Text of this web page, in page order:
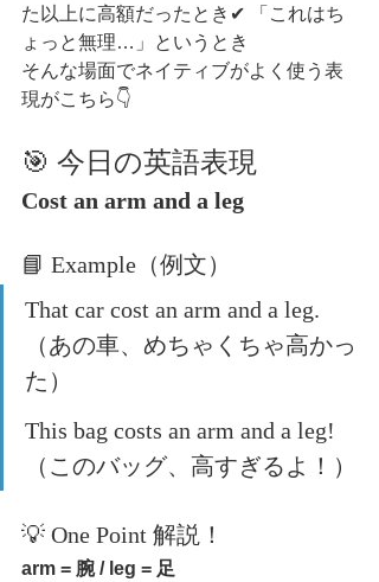
た以上に高額だったとき✔ 「これはち
ょっと無理…」というとき
そんな場面でネイティブがよく使う表
現がこちら👇
🎯 今日の英語表現
Cost an arm and a leg
📘 Example（例文）
That car cost an arm and a leg.
（あの車、めちゃくちゃ高かっ
た）
This bag costs an arm and a leg!
（このバッグ、高すぎるよ！）
💡 One Point 解説！
arm = 腕 / leg = 足